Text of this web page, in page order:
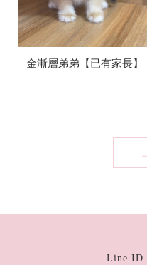
金漸層弟弟【已有家長】